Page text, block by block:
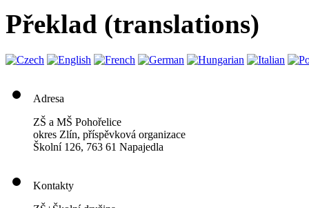
Překlad (translations)
Adresa
ZŠ a MŠ Pohořelice
okres Zlín, příspěvková organizace
Školní 126, 763 61 Napajedla
Kontakty